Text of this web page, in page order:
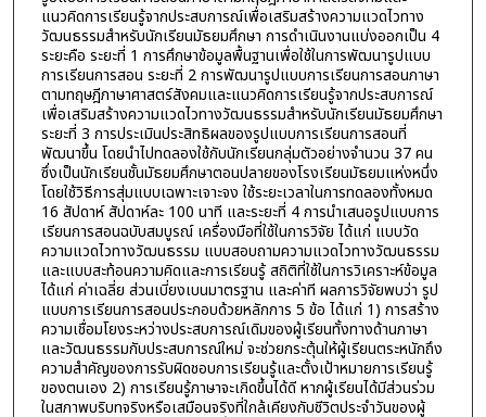
แนวคิดการเรียนรู้จากประสบการณ์เพื่อเสริมสร้างความแวดไวทาง
วัฒนธรรมสำหรับนักเรียนมัธยมศึกษา การดำเนินงานแบ่งออกเป็น 4
ระยะคือ ระยะที่ 1 การศึกษาข้อมูลพื้นฐานเพื่อใช้ในการพัฒนารูปแบบ
การเรียนการสอน ระยะที่ 2 การพัฒนารูปแบบการเรียนการสอนภาษา
ตามทฤษฎีภาษาศาสตร์สังคมและแนวคิดการเรียนรู้จากประสบการณ์
เพื่อเสริมสร้างความแวดไวทางวัฒนธรรมสำหรับนักเรียนมัธยมศึกษา
ระยะที่ 3 การประเมินประสิทธิผลของรูปแบบการเรียนการสอนที่
พัฒนาขึ้น โดยนำไปทดลองใช้กับนักเรียนกลุ่มตัวอย่างจำนวน 37 คน
ซึ่งเป็นนักเรียนชั้นมัธยมศึกษาตอนปลายของโรงเรียนมัธยมแห่งหนึ่ง
โดยใช้วิธีการสุ่มแบบเฉพาะเจาะจง ใช้ระยะเวลาในการทดลองทั้งหมด
16 สัปดาห์ สัปดาห์ละ 100 นาที และระยะที่ 4 การนำเสนอรูปแบบการ
เรียนการสอนฉบับสมบูรณ์ เครื่องมือที่ใช้ในการวิจัย ได้แก่ แบบวัด
ความแวดไวทางวัฒนธรรม แบบสอบถามความแวดไวทางวัฒนธรรม
และแบบสะท้อนความคิดและการเรียนรู้ สถิติที่ใช้ในการวิเคราะห์ข้อมูล
ได้แก่ ค่าเฉลี่ย ส่วนเบี่ยงเบนมาตรฐาน และค่าที ผลการวิจัยพบว่า รูป
แบบการเรียนการสอนประกอบด้วยหลักการ 5 ข้อ ได้แก่ 1) การสร้าง
ความเชื่อมโยงระหว่างประสบการณ์เดิมของผู้เรียนทั้งทางด้านภาษา
และวัฒนธรรมกับประสบการณ์ใหม่ จะช่วยกระตุ้นให้ผู้เรียนตระหนักถึง
ความสำคัญของการรับผิดชอบการเรียนรู้และตั้งเป้าหมายการเรียนรู้
ของตนเอง 2) การเรียนรู้ภาษาจะเกิดขึ้นได้ดี หากผู้เรียนได้มีส่วนร่วม
ในสภาพบริบทจริงหรือเสมือนจริงที่ใกล้เคียงกับชีวิตประจำวันของผู้